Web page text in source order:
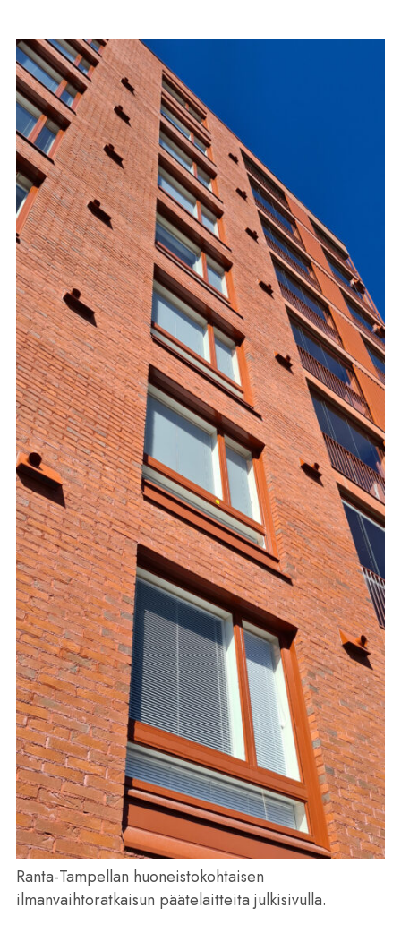
Ranta-Tampellan huoneistokohtaisen
ilmanvaihtoratkaisun päätelaitteita julkisivulla.